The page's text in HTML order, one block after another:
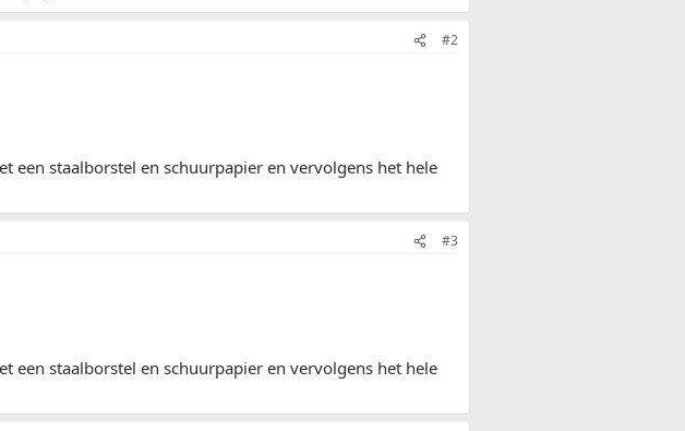
#2
een staalborstel en schuurpapier en vervolgens het hele
#3
een staalborstel en schuurpapier en vervolgens het hele